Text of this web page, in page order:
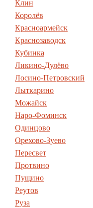
Клин
Королёв
Красноармейск
Краснозаводск
Кубинка
Ликино-Дулёво
Лосино-Петровский
Лыткарино
Можайск
Наро-Фоминск
Одинцово
Орехово-Зуево
Пересвет
Протвино
Пущино
Реутов
Руза